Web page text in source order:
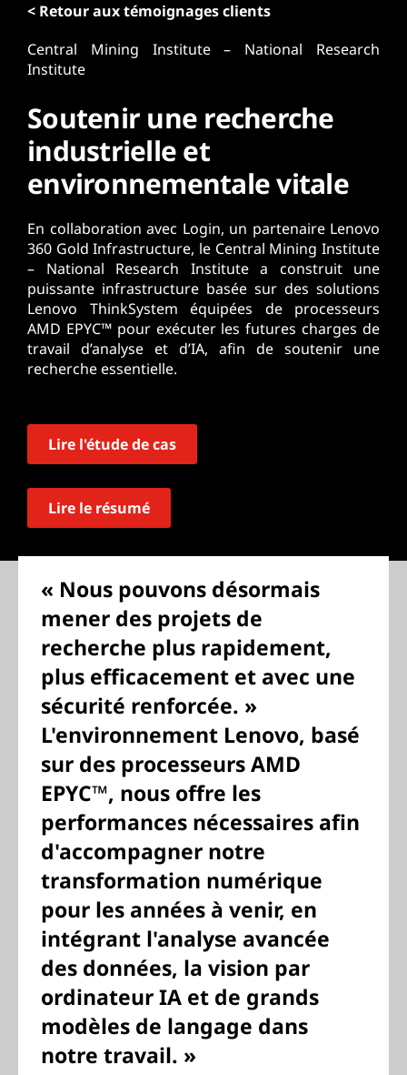
< Retour aux témoignages clients
Central Mining Institute – National Research
Institute
Soutenir une recherche
industrielle et
environnementale vitale
En collaboration avec Login, un partenaire Lenovo
360 Gold Infrastructure, le Central Mining Institute
– National Research Institute a construit une
puissante infrastructure basée sur des solutions
Lenovo ThinkSystem équipées de processeurs
AMD EPYC™ pour exécuter les futures charges de
travail d’analyse et d’IA, afin de soutenir une
recherche essentielle.
Lire l'étude de cas
Lire le résumé
« Nous pouvons désormais
mener des projets de
recherche plus rapidement,
plus efficacement et avec une
sécurité renforcée. »
L'environnement Lenovo, basé
sur des processeurs AMD
EPYC™, nous offre les
performances nécessaires afin
d'accompagner notre
transformation numérique
pour les années à venir, en
intégrant l'analyse avancée
des données, la vision par
ordinateur IA et de grands
modèles de langage dans
notre travail. »